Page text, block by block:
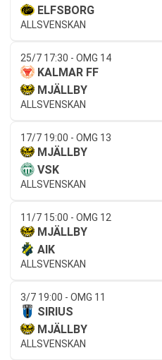
ELFSBORG
ALLSVENSKAN
25/7 17:30 - OMG 14
KALMAR FF
MJÄLLBY
ALLSVENSKAN
17/7 19:00 - OMG 13
MJÄLLBY
VSK
ALLSVENSKAN
11/7 15:00 - OMG 12
MJÄLLBY
AIK
ALLSVENSKAN
3/7 19:00 - OMG 11
SIRIUS
MJÄLLBY
ALLSVENSKAN